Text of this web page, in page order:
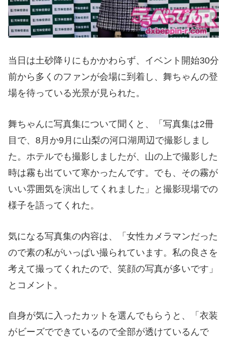
当日は土砂降りにもかかわらず、イベント開始30分
前から多くのファンが会場に到着し、舞ちゃんの登
場を待っている光景が見られた。
舞ちゃんに写真集について聞くと、「写真集は2冊
目で、8月か9月に山梨の河口湖周辺で撮影しまし
た。ホテルでも撮影しましたが、山の上で撮影した
時は霧も出ていて寒かったんです。でも、その霧が
いい雰囲気を演出してくれました」と撮影現場での
様子を語ってくれた。
気になる写真集の内容は、「女性カメラマンだった
ので素の私がいっぱい撮られています。私の良さを
考えて撮ってくれたので、笑顔の写真が多いです」
とコメント。
自身が気に入ったカットを選んでもらうと、「衣装
がビーズでできているので全部が透けているんで